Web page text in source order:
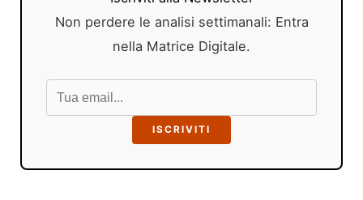
Non perdere le analisi settimanali: Entra
nella Matrice Digitale.
ISCRIVITI